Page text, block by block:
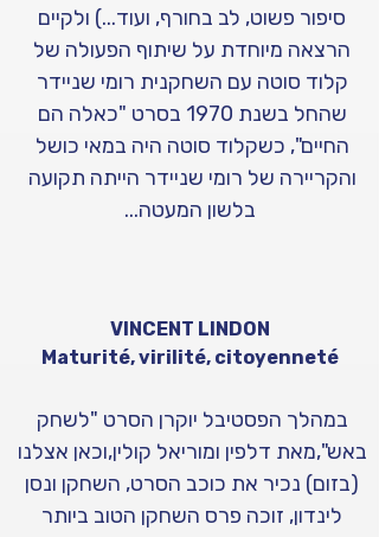
סיפור פשוט, לב בחורף, ועוד...) ולקיים
הרצאה מיוחדת על שיתוף הפעולה של
קלוד סוטה עם השחקנית רומי שניידר
שהחל בשנת 1970 בסרט "כאלה הם
החיים", כשקלוד סוטה היה במאי כושל
והקריירה של רומי שניידר הייתה תקועה
בלשון המעטה...
VINCENT LINDON
Maturité, virilité, citoyenneté
במהלך הפסטיבל יוקרן הסרט "לשחק
באש",מאת דלפין ומוריאל קולין,וכאן אצלנו
(בזום) נכיר את כוכב הסרט, השחקן ונסן
לינדון, זוכה פרס השחקן הטוב ביותר